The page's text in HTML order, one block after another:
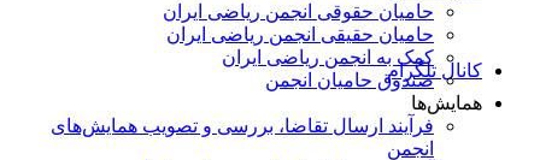
کانال تلگرام
حامیان حقوقی انجمن ریاضی ایران
حامیان حقیقی انجمن ریاضی ایران
کمک به انجمن ریاضی ایران
صندوق حامیان انجمن
همایش‌ها
فرآیند ارسال تقاضا، بررسی و تصویب همایش‌های
انجمن